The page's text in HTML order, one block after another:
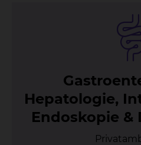
He­pa­to­lo­gie,
En­do­sko­pie &